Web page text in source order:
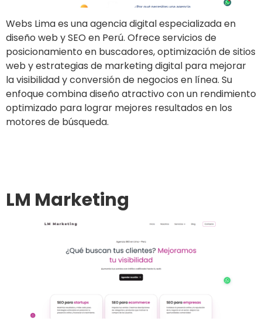
Webs Lima es una agencia digital especializada en
diseño web y SEO en Perú. Ofrece servicios de
posicionamiento en buscadores, optimización de sitios
web y estrategias de marketing digital para mejorar
la visibilidad y conversión de negocios en línea. Su
enfoque combina diseño atractivo con un rendimiento
optimizado para lograr mejores resultados en los
motores de búsqueda.
LM Marketing